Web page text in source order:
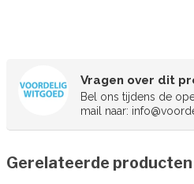
Vragen over dit
Bel ons tijdens de
mail naar:
Gerelateerde producten